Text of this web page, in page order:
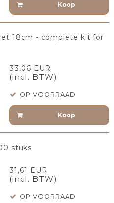
Koop
18cm - complete kit for
33,06 EUR
(incl. BTW)
OP VOORRAAD
Koop
stuks
31,61 EUR
(incl. BTW)
OP VOORRAAD